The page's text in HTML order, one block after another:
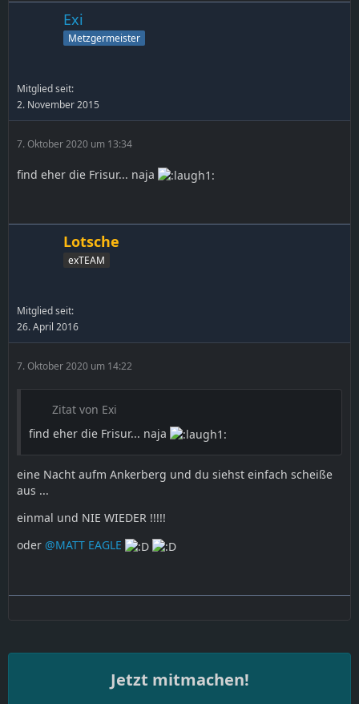
Exi
Metzgermeister
Mitglied seit:
2. November 2015
7. Oktober 2020 um 13:34
find eher die Frisur... naja
Lotsche
exTEAM
Mitglied seit:
26. April 2016
7. Oktober 2020 um 14:22
Zitat von Exi
find eher die Frisur... naja
eine Nacht aufm Ankerberg und du siehst einfach scheiße
aus ...
einmal und NIE WIEDER !!!!!
oder @MATT EAGLE
Jetzt mitmachen!